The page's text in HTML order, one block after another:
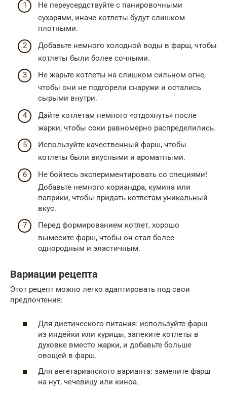
Не переусердствуйте с панировочными
сухарями, иначе котлеты будут слишком
плотными.
Добавьте немного холодной воды в фарш, чтобы
котлеты были более сочными.
Не жарьте котлеты на слишком сильном огне,
чтобы они не подгорели снаружи и остались
сырыми внутри.
Дайте котлетам немного «отдохнуть» после
жарки, чтобы соки равномерно распределились.
Используйте качественный фарш, чтобы
котлеты были вкусными и ароматными.
Не бойтесь экспериментировать со специями!
Добавьте немного кориандра, кумина или
паприки, чтобы придать котлетам уникальный
вкус.
Перед формированием котлет, хорошо
вымесите фарш, чтобы он стал более
однородным и эластичным.
Вариации рецепта
Этот рецепт можно легко адаптировать под свои
предпочтения:
Для диетического питания: используйте фарш
из индейки или курицы, запеките котлеты в
духовке вместо жарки, и добавьте больше
овощей в фарш.
Для вегетарианского варианта: замените фарш
на нут, чечевицу или киноа.